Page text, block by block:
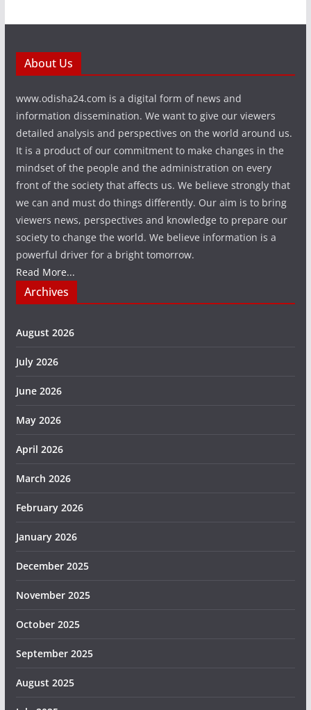
About Us
www.odisha24.com is a digital form of news and
information dissemination. We want to give our viewers
detailed analysis and perspectives on the world around us.
It is a product of our commitment to make changes in the
mindset of the people and the administration on every
front of the society that affects us. We believe strongly that
we can and must do things differently. Our aim is to bring
viewers news, perspectives and knowledge to prepare our
society to change the world. We believe information is a
powerful driver for a bright tomorrow.
Read More...
Archives
August 2026
July 2026
June 2026
May 2026
April 2026
March 2026
February 2026
January 2026
December 2025
November 2025
October 2025
September 2025
August 2025